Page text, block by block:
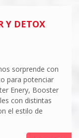
Y DETOX
sorprende con
para potenciar
Enery, Booster
con distintas
el estilo de